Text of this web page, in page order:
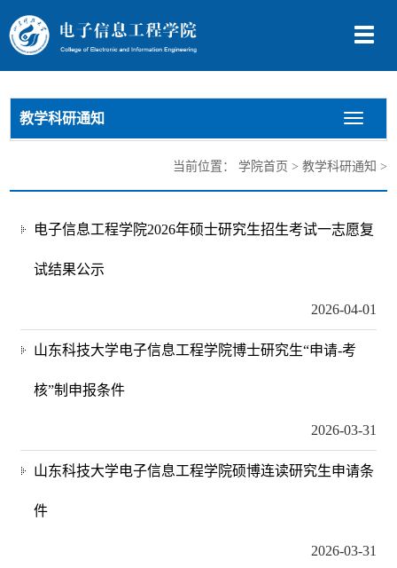
切
导
教学科研通知
切
换
航
当前位置： 学院首页 > 教学科研通知 >
电子信息工程学院2026年硕士研究生招生考试一志愿复
试结果公示
2026-04-01
山东科技大学电子信息工程学院博士研究生“申请-考
核”制申报条件
2026-03-31
山东科技大学电子信息工程学院硕博连读研究生申请条
件
2026-03-31